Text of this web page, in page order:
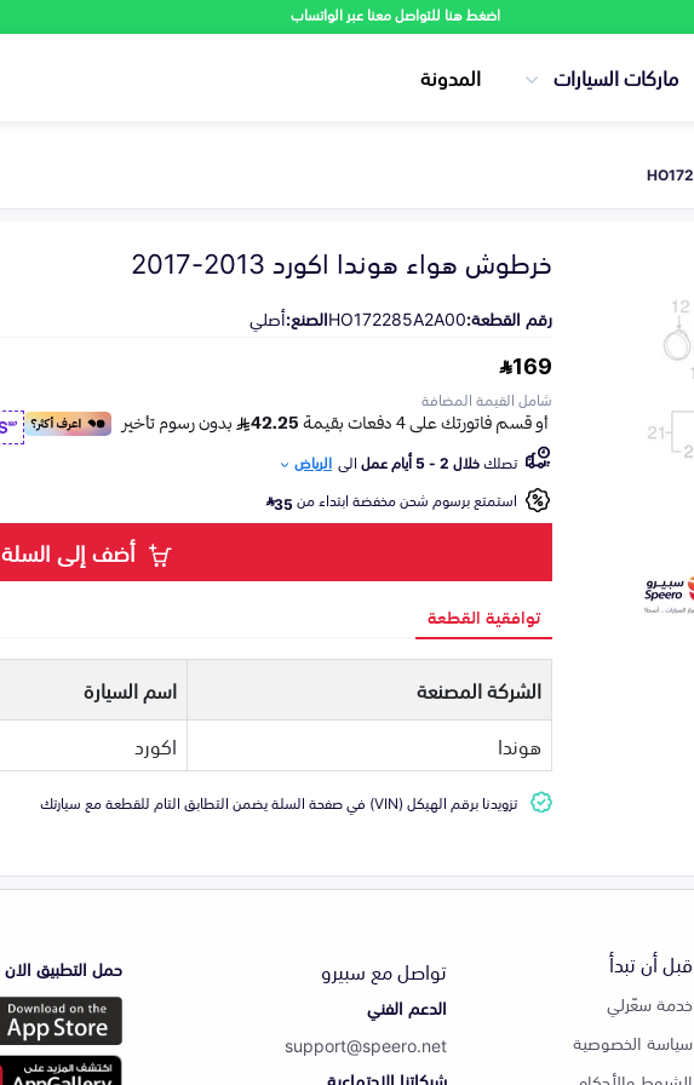
اضغط هنا للتواصل معنا عبر الواتساب
ماركات السيارات المدونة
خرطوش هواء هوندا اكورد 2013-2017
رقم القطعة:HO172285A2A00الصنع:أصلي
169
شامل القيمة المضافة
تصلكخلال 2 - 5 أيام عمل الى الرياض
استمتع برسوم شحن مخفضة ابتداء من35
أضف إلى السلة
توافقية القطعة
الشركة المصنعة اسم السيارة
هوندا
اكورد
تزويدنا برقم الهيكل (VIN) في صفحة السلة يضمن التطابق التام للقطعة مع سيارتك
قبل أن تبدأ
خدمة سعّرلي
سياسة الخصوصية
تواصل مع سبيرو
الدعم الفني
support@speero.net
حمل التطبيق الان